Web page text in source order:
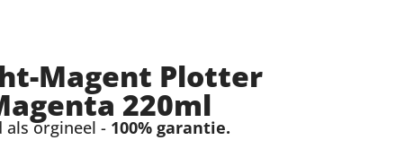
Magent Plotter
220ml
orgineel - 100% garantie.